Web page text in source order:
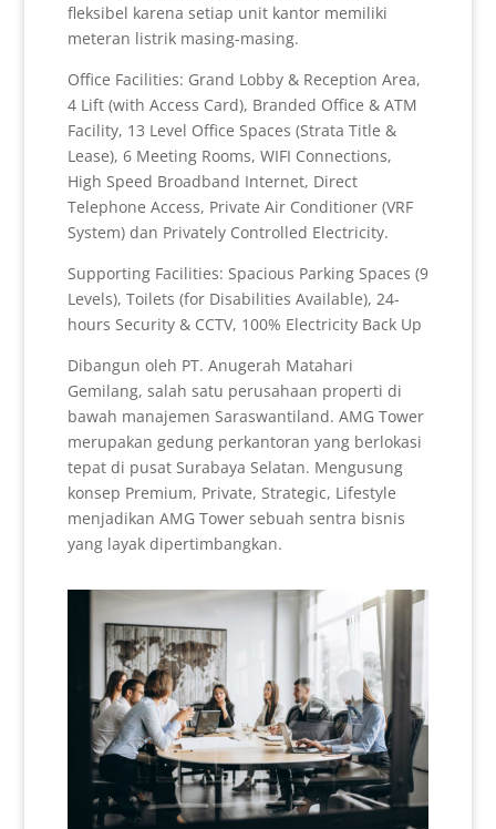
fleksibel karena setiap unit kantor memiliki
meteran listrik masing-masing.
Office Facilities: Grand Lobby & Reception Area,
4 Lift (with Access Card), Branded Office & ATM
Facility, 13 Level Office Spaces (Strata Title &
Lease), 6 Meeting Rooms, WIFI Connections,
High Speed Broadband Internet, Direct
Telephone Access, Private Air Conditioner (VRF
System) dan Privately Controlled Electricity.
Supporting Facilities: Spacious Parking Spaces (9
Levels), Toilets (for Disabilities Available), 24-
hours Security & CCTV, 100% Electricity Back Up
Dibangun oleh PT. Anugerah Matahari
Gemilang, salah satu perusahaan properti di
bawah manajemen Saraswantiland. AMG Tower
merupakan gedung perkantoran yang berlokasi
tepat di pusat Surabaya Selatan. Mengusung
konsep Premium, Private, Strategic, Lifestyle
menjadikan AMG Tower sebuah sentra bisnis
yang layak dipertimbangkan.